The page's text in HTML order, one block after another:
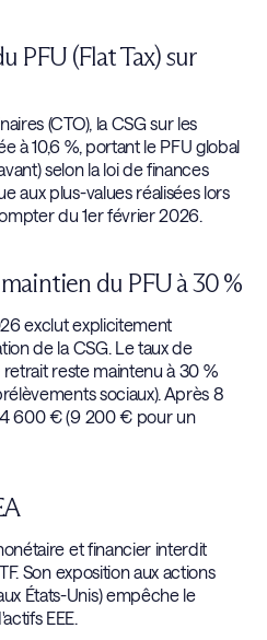
PFU (Flat Tax) sur
(CTO), la CSG sur les
à 10,6 %, portant le PFU global
selon la loi de finances
aux plus-values réalisées lors
du 1er février 2026.
du PFU à 30 %
exclut explicitement
de la CSG. Le taux de
reste maintenu à 30 %
sociaux). Après 8
4 600 € (9 200 € pour un
et financier interdit
Son exposition aux actions
États-Unis) empêche le
EEE.